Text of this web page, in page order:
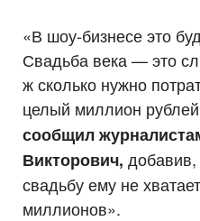
«В шоу-бизнесе это
Свадьба века — это
ж сколько нужно
целый миллион
сообщил
Викторович,
свадьбу ему не
миллионов».